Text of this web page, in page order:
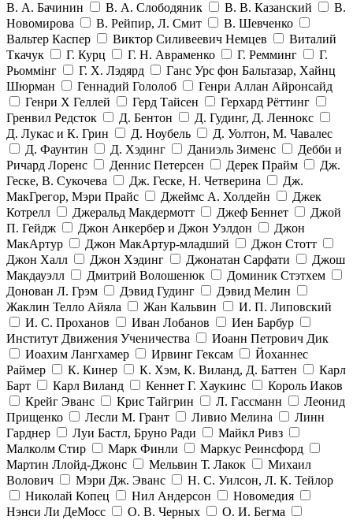
В. А. Бачинин
В. А. Слободяник В. В. Казанский
В.
Новомирова
В. Рейпир, Л. Смит
В. Шевченко
Вальтер Каспер
Виктор Силивеевич Немцев
Виталий
Ткачук
Г. Курц Г. Н. Авраменко Г. Ремминг
Г.
Рьоммінг
Г. Х. Лэдярд
Ганс Урс фон Бальтазар, Хайнц
Шюрман
Геннадий Гололоб
Генри Аллан Айронсайд
Генри Х Геллей
Герд Тайсен
Герхард Рёттинг
Гренвил Редсток
Д. Бентон
Д. Гудинг, Д. Леннокс
Д. Лукас и К. Грин
Д. Ноубель
Д. Уолтон, М. Чавалес
Д. Фаунтин
Д. Хэдинг Даниэль Зименс
Дебби и
Ричард Лоренс
Деннис Петерсен Дерек Прайм
Дж.
Геске, В. Сукочева
Дж. Геске, Н. Четверина
Дж.
МакГрегор, Мэри Прайс
Джеймс А. Холдейн
Джек
Котрелл
Джеральд Макдермотт Джеф Беннет
Джой
П. Гейдж
Джон Анкербер и Джон Уэлдон
Джон
МакАртур
Джон МакАртур-младший
Джон Стотт
Джон Халл
Джон Хэдинг Джонатан Сарфати
Джош
Макдауэлл
Дмитрий Волошенюк
Доминик Стэтхем
Донован Л. Грэм
Дэвид Гудинг
Дэвид Мелин
Жаклин Телло Айяла
Жан Кальвин
И. П. Липовский
И. С. Проханов
Иван Лобанов
Иен Барбур
Институт Движения Ученичества
Иоанн Петрович Дик
Иоахим Лангхамер
Ирвинг Гексам
Йоханнес
Раймер
К. Кинер К. Хэм, К. Виланд, Д. Баттен
Карл
Барт
Карл Виланд Кеннет Г. Хаукинс
Король Иаков
Крейг Эванс
Крис Тайгрин Л. Гассманн
Леонид
Прищенко
Лесли М. Грант Ливио Мелина
Линн
Гарднер
Луи Бастл, Бруно Ради
Майкл Ривз
Малколм Стир
Марк Финли
Маркус Реинсфорд
Мартин Ллойд-Джонс
Мельвин Т. Лакок
Михаил
Волович
Мэри Дж. Эванс
Н. С. Уилсон, Л. К. Тейлор
Николай Копец
Нил Андерсон
Новомедия
Нэнси Ли ДеМосс
О. В. Черных
О. И. Бегма